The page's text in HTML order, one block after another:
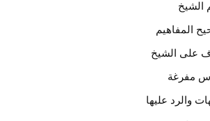
الشيخ
المفاهيم
على الشيخ
مفرغة
والرد عليها